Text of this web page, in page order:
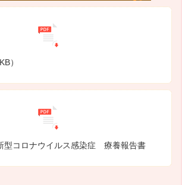
）
型コロナウイルス感染症 療養報告書